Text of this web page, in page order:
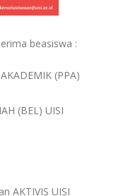
beasiswa :
(PPA)
(BEL) UISI
AKTIVIS UISI